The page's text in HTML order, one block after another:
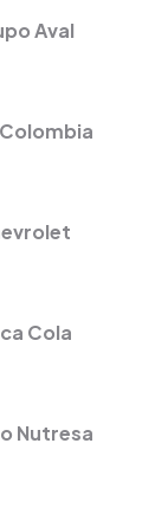
Aval
Cola
Nutresa